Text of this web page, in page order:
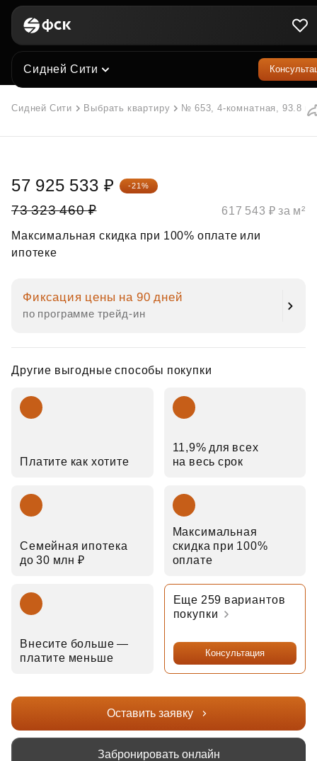
Сидней Сити
Сидней Сити Выбрать квартиру № 653, 4-комнатная, 93.8 м²
73 323 460 ₽
57 925 533 ₽ -21%
Максимальная скидка при 100% оплате или
ипотеке
Фиксация цены на 90 дней
по программе трейд‑ин
Другие выгодные способы покупки
Платите как хотите
11,9% для всех
на весь срок
Семейная ипотека
до 30 млн ₽
Максимальная
скидка при 100%
оплате
Внесите больше —
платите меньше
Еще 259 вариантов
покупки
Консультация
617 543 ₽ за м²
Оставить заявку
Забронировать онлайн